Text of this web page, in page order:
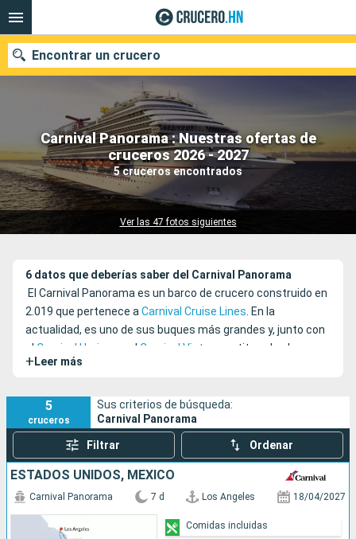
Carnival Panorama : Nuestras ofertas de
cruceros 2026 - 2027
5 cruceros encontrados
Ver las 47 fotos siguientes
Encontrar un crucero
Nuestros destinos
Fecha de salida
6 datos que deberías saber del Carnival Panorama
El Carnival Panorama es un barco de crucero construido en
2.019 que pertenece aCarnival Cruise Lines. En la
actualidad, es uno de sus buques más grandes y, junto con
el Carnival Horizon y el Carnival Vista
constituye la clase
Vista de Carnival.
+ Leer más
5
cruceros
Sus criterios de búsqueda:
Carnival Panorama
Filtrar Ordenar
ESTADOS UNIDOS, MÉXICO
Carnival Panorama 7 d Los Angeles 18/04/2027
Comidas incluidas